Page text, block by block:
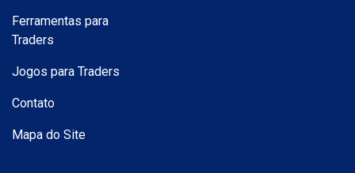
Ferramentas para
Traders
Jogos para Traders
Contato
Mapa do Site